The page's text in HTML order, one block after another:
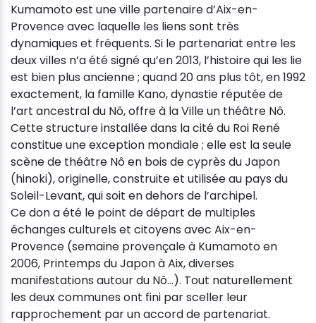
Kumamoto est une ville partenaire d’Aix-en-
Provence avec laquelle les liens sont très
dynamiques et fréquents. Si le partenariat entre les
deux villes n’a été signé qu’en 2013, l’histoire qui les lie
est bien plus ancienne ; quand 20 ans plus tôt, en 1992
exactement, la famille Kano, dynastie réputée de
l’art ancestral du Nô, offre à la Ville un théâtre Nô.
Cette structure installée dans la cité du Roi René
constitue une exception mondiale ; elle est la seule
scène de théâtre Nô en bois de cyprès du Japon
(hinoki), originelle, construite et utilisée au pays du
Soleil-Levant, qui soit en dehors de l’archipel.
Ce don a été le point de départ de multiples
échanges culturels et citoyens avec Aix-en-
Provence (semaine provençale à Kumamoto en
2006, Printemps du Japon à Aix, diverses
manifestations autour du Nô…). Tout naturellement
les deux communes ont fini par sceller leur
rapprochement par un accord de partenariat.